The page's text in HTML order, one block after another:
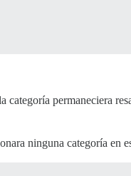
categoría permaneciera
ninguna categoría en